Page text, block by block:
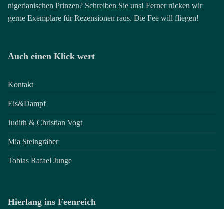
nigerianischen Prinzen? Schreiben Sie uns! Ferner rücken wir
gerne Exemplare für Rezensionen raus. Die Fee will fliegen!
Auch einen Klick wert
Kontakt
Eis&Dampf
Judith & Christian Vogt
Mia Steingräber
Tobias Rafael Junge
Hierlang ins Feenreich